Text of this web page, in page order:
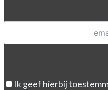
Ik geef hierbij